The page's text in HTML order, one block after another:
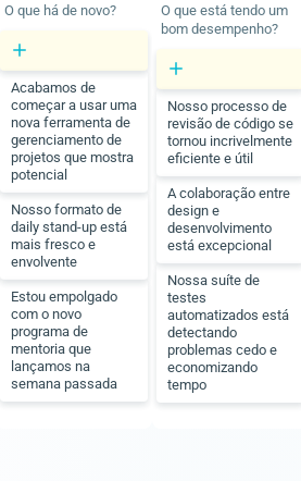
O que há de novo?
Acabamos de
começar a usar uma
nova ferramenta de
gerenciamento de
projetos que mostra
potencial
Nosso formato de
daily stand-up está
mais fresco e
envolvente
Estou empolgado
com o novo
programa de
mentoria que
lançamos na
semana passada
O que está tendo um
bom desempenho?
Nosso processo de
revisão de código se
tornou incrivelmente
eficiente e útil
A colaboração entre
design e
desenvolvimento
está excepcional
Nossa suíte de
testes
automatizados está
detectando
problemas cedo e
economizando
tempo